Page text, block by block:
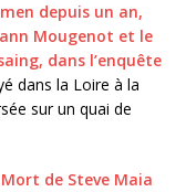
depuis un an,
Mougenot et le
dans l’enquête
dans la Loire à la
sur un quai de
Mort de Steve Maia